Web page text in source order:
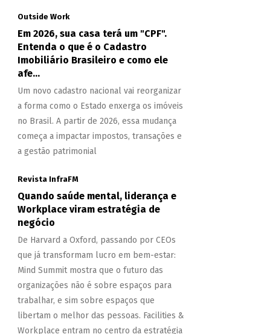
Outside Work
Em 2026, sua casa terá um "CPF".
Entenda o que é o Cadastro
Imobiliário Brasileiro e como ele
afe...
Um novo cadastro nacional vai reorganizar
a forma como o Estado enxerga os imóveis
no Brasil. A partir de 2026, essa mudança
começa a impactar impostos, transações e
a gestão patrimonial
Revista InfraFM
Quando saúde mental, liderança e
Workplace viram estratégia de
negócio
De Harvard a Oxford, passando por CEOs
que já transformam lucro em bem-estar:
Mind Summit mostra que o futuro das
organizações não é sobre espaços para
trabalhar, e sim sobre espaços que
libertam o melhor das pessoas. Facilities &
Workplace entram no centro da estratégia